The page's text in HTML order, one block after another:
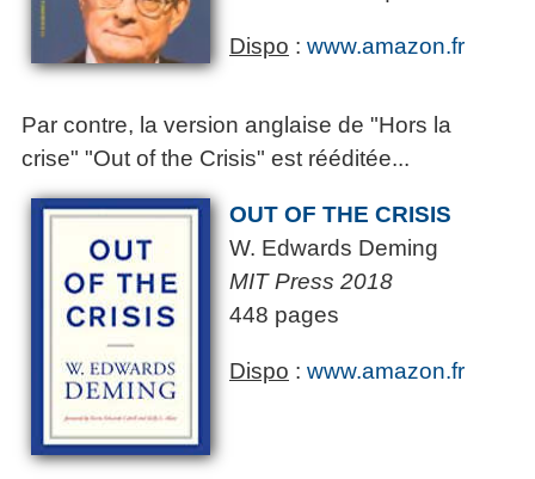
Dispo : www.amazon.fr
Par contre, la version anglaise de "Hors la
crise" "Out of the Crisis" est rééditée...
OUT OF THE CRISIS
W. Edwards Deming
MIT Press 2018
448 pages
Dispo : www.amazon.fr